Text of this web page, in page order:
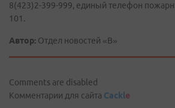
8(423)2-399-999, единый телефон
101.
Автор: Отдел новостей «В»
Comments are disabled
Комментарии для сайта Cackle